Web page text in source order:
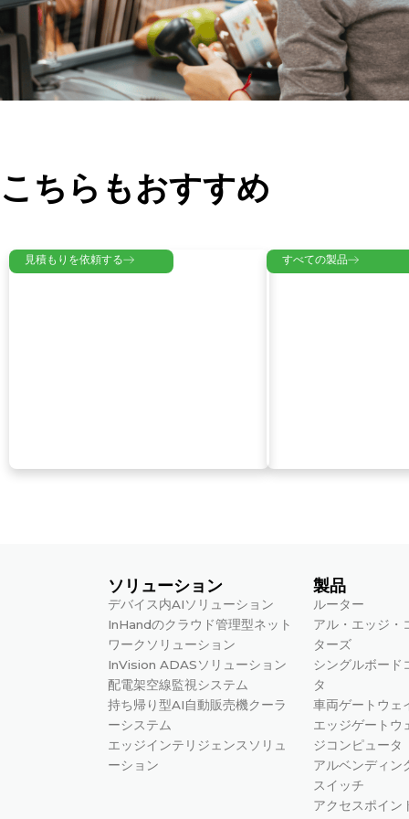
こちらもおすすめ
見積もりを依頼する すべての製品
ソリューション
デバイス内AIソリューション
InHandのクラウド管理型ネット
ワークソリューション
InVision ADASソリューション
配電架空線監視システム
持ち帰り型AI自動販売機クーラ
ーシステム
エッジインテリジェンスソリュ
ーション
製品
ルーター
アル・エッジ・
ターズ
シングルボード
タ
車両ゲートウェ
エッジゲートウ
ジコンピュータ
アルベンディン
スイッチ
アクセスポイン